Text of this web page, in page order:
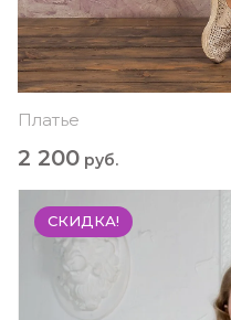
Платье
2 200 руб.
СКИДКА!